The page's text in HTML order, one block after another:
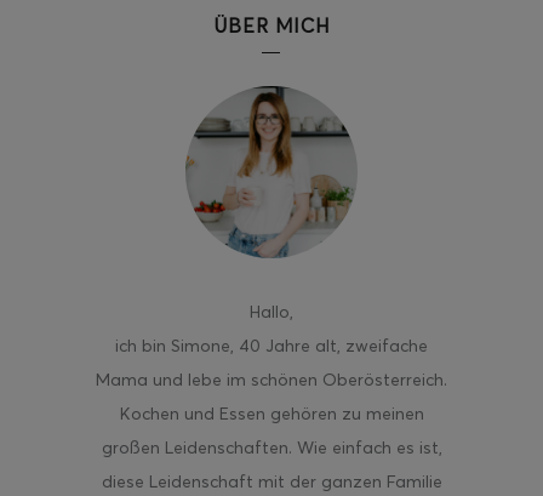
ÜBER MICH
Hallo,
ich bin Simone, 40 Jahre alt, zweifache
Mama und lebe im schönen Oberösterreich.
Kochen und Essen gehören zu meinen
großen Leidenschaften. Wie einfach es ist,
diese Leidenschaft mit der ganzen Familie